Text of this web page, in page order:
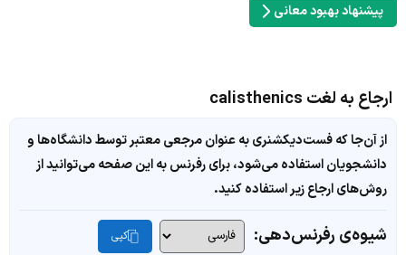
پیشنهاد بهبود معانی
ارجاع به لغت calisthenics
از آن‌جا که فست‌دیکشنری به عنوان مرجعی معتبر توسط دانشگاه‌ها و
دانشجویان استفاده می‌شود، برای رفرنس به این صفحه می‌توانید از
روش‌های ارجاع زیر استفاده کنید.
شیوه‌ی رفرنس‌دهی: کپی